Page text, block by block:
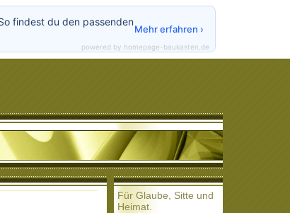
Für Glaube, Sitte und
Heimat.
findest du den passenden
Mehr erfahren ›
powered by homepage-baukasten.de